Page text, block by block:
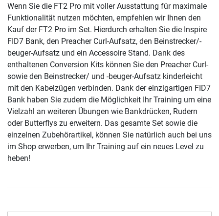
Wenn Sie die FT2 Pro mit voller Ausstattung für maximale
Funktionalität nutzen möchten, empfehlen wir Ihnen den
Kauf der FT2 Pro im Set. Hierdurch erhalten Sie die Inspire
FID7 Bank, den Preacher Curl-Aufsatz, den Beinstrecker/-
beuger-Aufsatz und ein Accessoire Stand. Dank des
enthaltenen Conversion Kits können Sie den Preacher Curl-
sowie den Beinstrecker/ und -beuger-Aufsatz kinderleicht
mit den Kabelzügen verbinden. Dank der einzigartigen FID7
Bank haben Sie zudem die Möglichkeit Ihr Training um eine
Vielzahl an weiteren Übungen wie Bankdrücken, Rudern
oder Butterflys zu erweitern. Das gesamte Set sowie die
einzelnen Zubehörartikel, können Sie natürlich auch bei uns
im Shop erwerben, um Ihr Training auf ein neues Level zu
heben!